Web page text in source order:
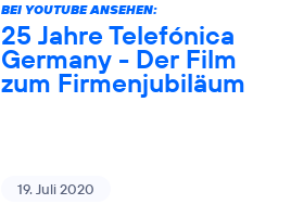
BEI YOUTUBE ANSEHEN:
25 Jahre Telefónica
Germany - Der Film
zum Firmenjubiläum
19. Juli 2020